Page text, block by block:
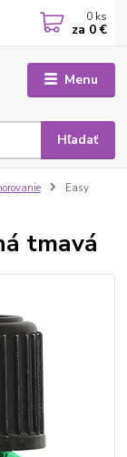
Menu
Hľadať
0 ks
za 0 €
Easy
tmavá